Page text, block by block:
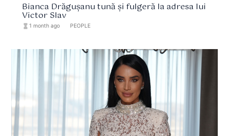
Bianca Drăgușanu tună și fulgeră la adresa lui
Victor Slav
hourglass_full 1 month ago PEOPLE